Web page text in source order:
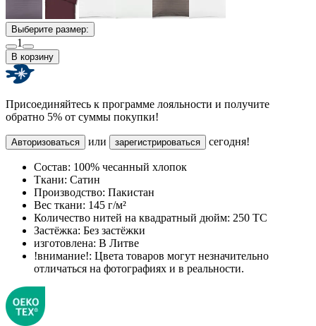
Выберите размер:
1
В корзину
Присоединяйтесь к программе лояльности и получите
обратно 5% от суммы покупки!
Авторизоваться или зарегистрироваться сегодня!
Состав: 100% чесанный хлопок
Ткани: Сатин
Производство: Пакистан
Вес ткани: 145 г/м²
Количество нитей на квадратный дюйм: 250 TC
Застёжка: Без застёжки
изготовлена: В Литве
!внимание!: Цвета товаров могут незначительно
отличаться на фотографиях и в реальности.